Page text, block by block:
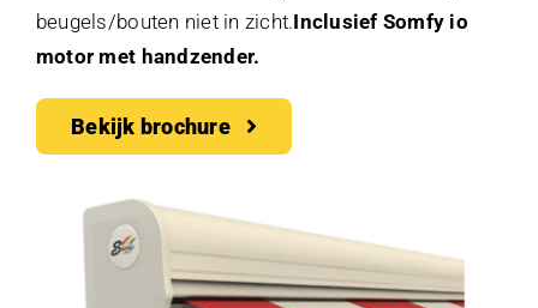
beugels/bouten niet in zicht.Inclusief Somfy io
motor met handzender.
Bekijk brochure